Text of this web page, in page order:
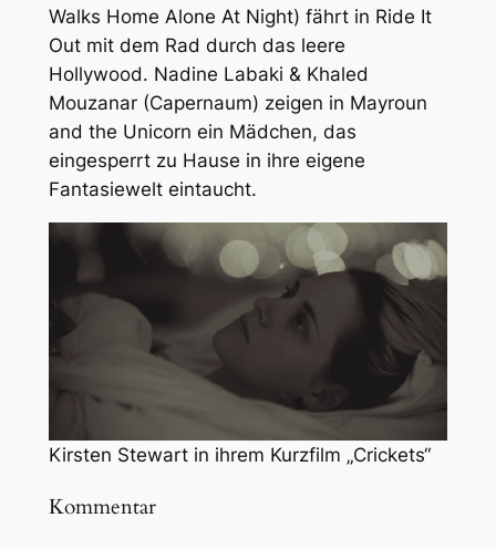
Walks Home Alone At Night) fährt in Ride It
Outmit dem Rad durch das leere
Hollywood. Nadine Labaki & Khaled
Mouzanar (Capernaum) zeigen in Mayroun
and the Unicorn ein Mädchen, das
eingesperrt zu Hause in ihre eigene
Fantasiewelt eintaucht.
Kirsten Stewart in ihrem Kurzfilm „Crickets“
Kommentar